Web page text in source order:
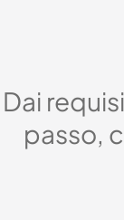
Dai
passo,